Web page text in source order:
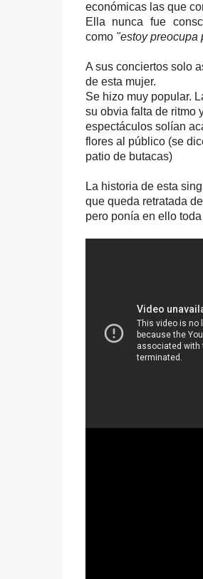
económicas las que
Ella nunca fue
como "estoy preocupa
A sus conciertos solo
de esta mujer.
Se hizo muy popular.
su obvia falta de ritmo
espectáculos solían
flores al público (se
patio de butacas)
La historia de esta
que queda retratada
pero ponía en ello